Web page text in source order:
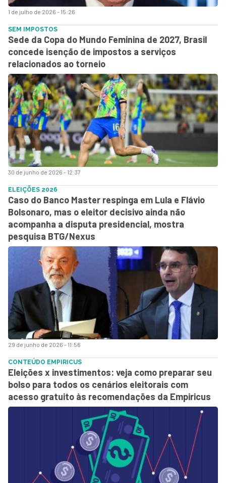
1 de julho de 2026 - 15:26
30 de junho de 2026 - 12:37
SEM IMPOSTOS
Sede da Copa do Mundo Feminina de 2027, Brasil
concede isenção de impostos a serviços
relacionados ao torneio
29 de junho de 2026 - 11:56
ELEIÇÕES 2026
Caso do Banco Master respinga em Lula e Flávio
Bolsonaro, mas o eleitor decisivo ainda não
acompanha a disputa presidencial, mostra
pesquisa BTG/Nexus
CONTEÚDO EMPIRICUS
Eleições x investimentos: veja como preparar seu
bolso para todos os cenários eleitorais com
acesso gratuito às recomendações da Empiricus